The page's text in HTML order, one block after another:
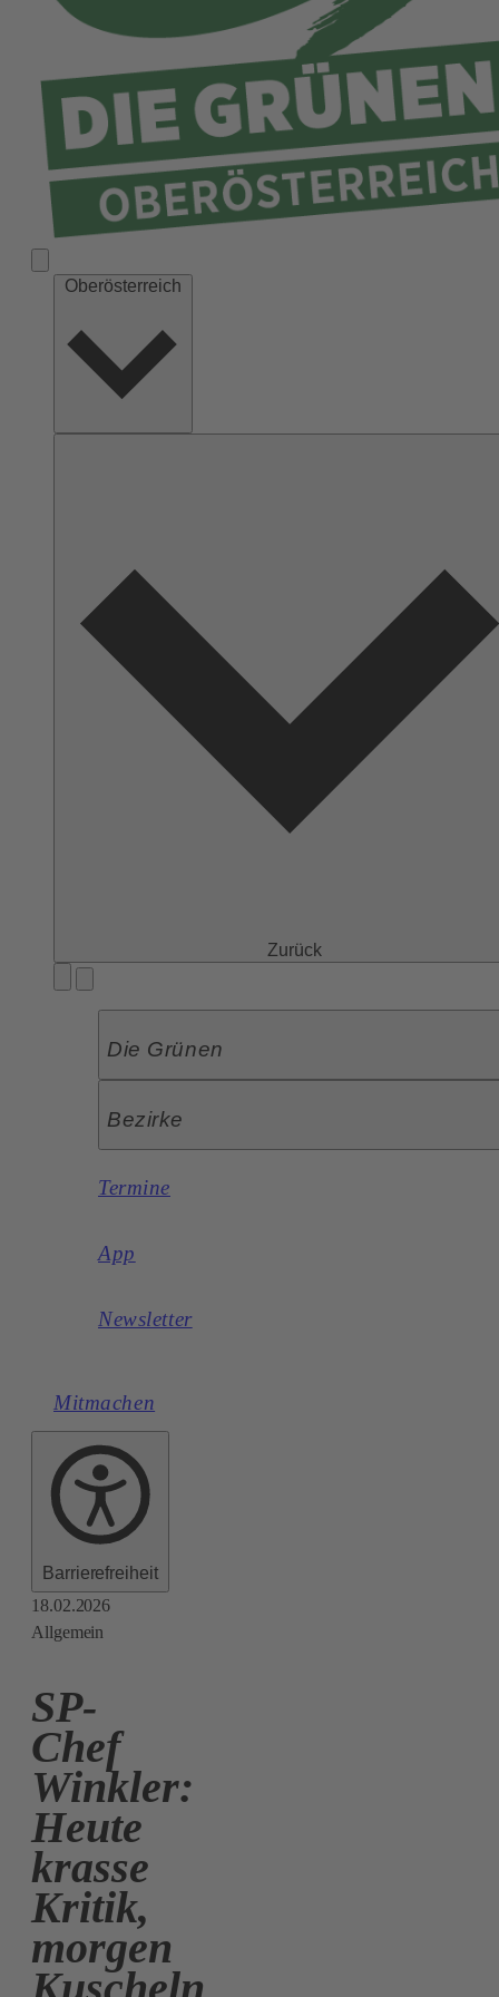
Ried
Schärding
Steyr
Steyr-Land
Urfahr-Umgebung
Vöcklabruck
Oberösterreich
Zurück
Die Grünen
Bezirke
Termine
App
Newsletter
Mitmachen
Barrierefreiheit
18.02.2026
Allgemein
SP-
Chef
Winkler:
Heute
krasse
Kritik,
morgen